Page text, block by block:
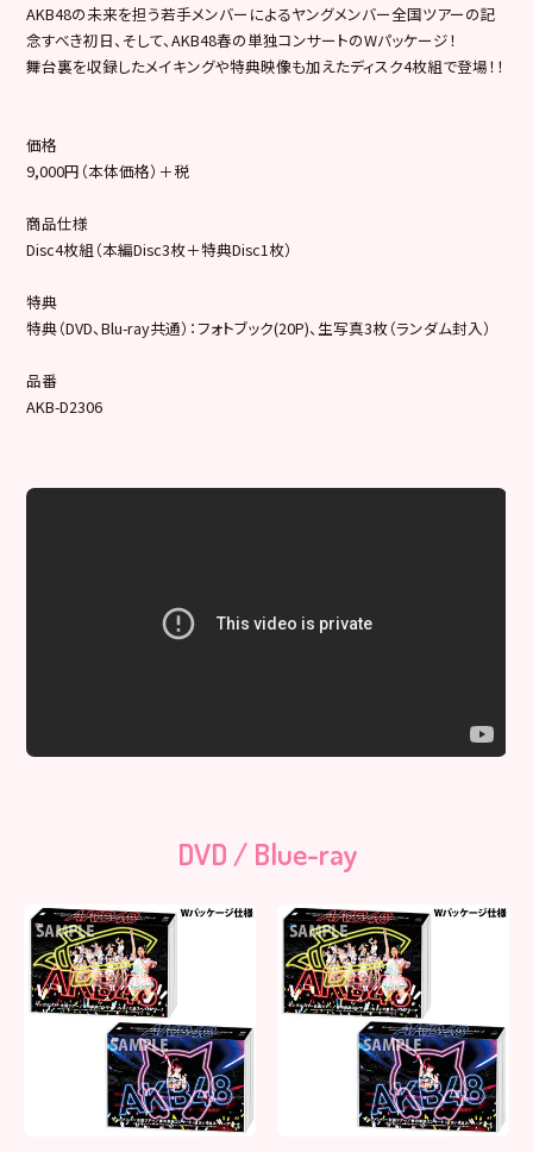
AKB48の未来を担う若手メンバーによるヤングメンバー全国ツアーの記
念すべき初日、そして、AKB48春の単独コンサートのWパッケージ！
舞台裏を収録したメイキングや特典映像も加えたディスク4枚組で登場！！
価格
9,000円（本体価格）＋税
商品仕様
Disc4枚組（本編Disc3枚＋特典Disc1枚）
特典
特典（DVD、Blu-ray共通）：フォトブック(20P)、生写真3枚（ランダム封入）
品番
AKB-D2306
DVD / Blue-ray